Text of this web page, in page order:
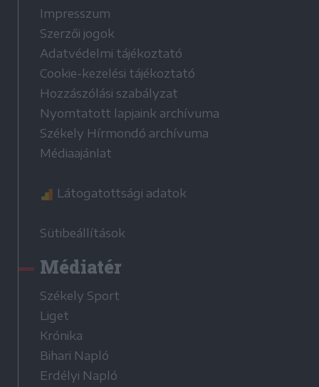
Impresszum
Szerzői jogok
Adatvédelmi tájékoztató
Cookie-kezelési tájékoztató
Hozzászólási szabályzat
Nyomtatott lapjaink archívuma
Székely Hírmondó archívuma
Médiaajánlat
Látogatottsági adatok
Sütibeállítások
Médiatér
Székely Sport
Liget
Krónika
Bihari Napló
Erdélyi Napló